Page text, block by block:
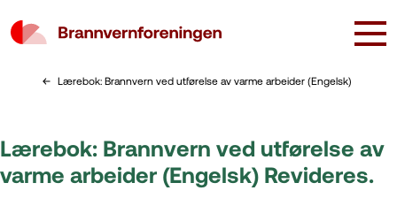
Lærebok: Brannvern ved utførelse av varme arbeider (Engelsk)
Lærebok: Brannvern ved utførelse av
varme arbeider (Engelsk) Revideres.